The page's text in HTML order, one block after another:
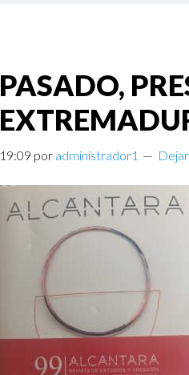
PASADO,
19:09 por administrador1